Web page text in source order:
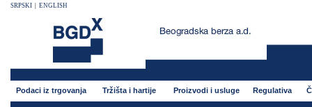
SRPSKI ENGLISH
Podaci iz trgovanja Tržišta i hartije Proizvodi i usluge Regulativa